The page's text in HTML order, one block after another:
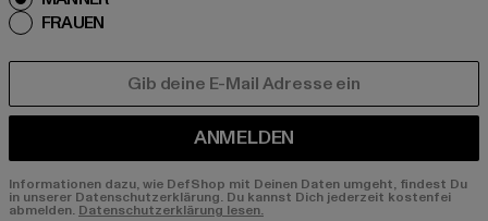
FRAUEN
ANMELDEN
Informationen dazu, wie DefShop mit Deinen Daten umgeht, findest Du
in unserer Datenschutzerklärung. Du kannst Dich jederzeit kostenfei
abmelden. Datenschutzerklärung lesen.